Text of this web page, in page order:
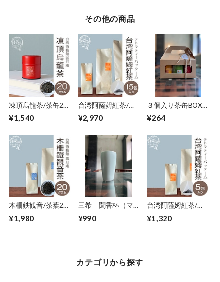
その他の商品
凍頂烏龍茶/茶缶20
¥1,540
台湾阿薩姆紅茶/テ
¥2,970
３個入り茶缶BOX/
¥264
木柵鉄観音/茶葉20
¥1,980
三希 聞香杯（マッ
¥990
台湾阿薩姆紅茶/テ
¥1,320
カテゴリから探す